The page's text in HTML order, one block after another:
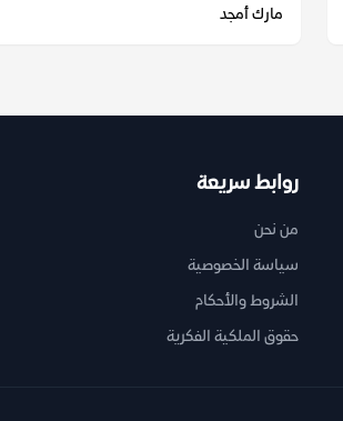
مارك أمجد
روابط سريعة
من نحن
سياسة الخصوصية
الشروط والأحكام
حقوق الملكية الفكرية